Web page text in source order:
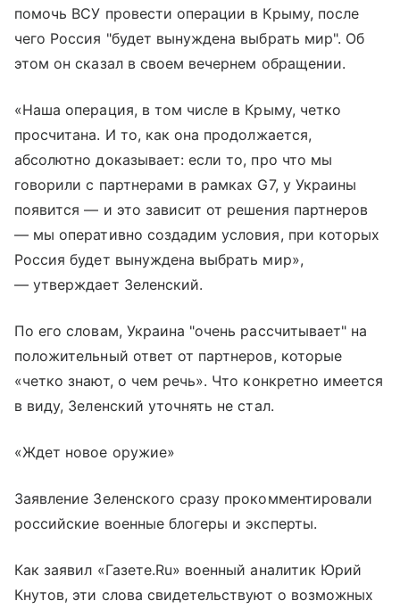
помочь ВСУ провести операции в Крыму, после
чего Россия "будет вынуждена выбрать мир". Об
этом он сказал в своем вечернем обращении.
«Наша операция, в том числе в Крыму, четко
просчитана. И то, как она продолжается,
абсолютно доказывает: если то, про что мы
говорили с партнерами в рамках G7, у Украины
появится — и это зависит от решения партнеров
— мы оперативно создадим условия, при которых
Россия будет вынуждена выбрать мир»,
— утверждает Зеленский.
По его словам, Украина "очень рассчитывает" на
положительный ответ от партнеров, которые
«четко знают, о чем речь». Что конкретно имеется
в виду, Зеленский уточнять не стал.
«Ждет новое оружие»
Заявление Зеленского сразу прокомментировали
российские военные блогеры и эксперты.
Как заявил «Газете.Ru» военный аналитик Юрий
Кнутов, эти слова свидетельствуют о возможных